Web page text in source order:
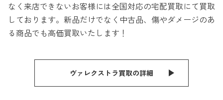
なく来店できないお客様には全国対応の宅配買取にて買取
しております。新品だけでなく中古品、傷やダメージのあ
る商品でも高価買取いたします！
ヴァレクストラ買取の詳細